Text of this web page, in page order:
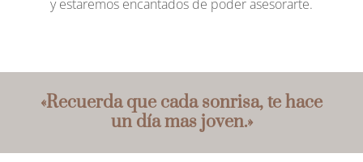
y estaremos encantados de poder asesorarte.
«Recuerda que cada sonrisa, te hace
un día mas joven.»